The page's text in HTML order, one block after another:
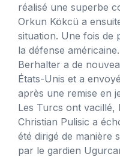
réalisé une superbe
Orkun Kökcü a
situation. Une fois de
la défense
Berhalter a de
États-Unis et a
après une remise en
Les Turcs ont vacillé,
Christian Pulisic a
été dirigé de manière
par le gardien